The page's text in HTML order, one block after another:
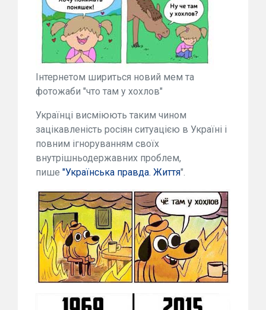
Інтернетом шириться новий мем та
фотожаби "что там у хохлов"
Українці висміюють таким чином
зацікавленість росіян ситуацією в Україні і
повним ігноруванням своїх
внутрішньодержавних проблем,
пише "Українська правда. Життя".